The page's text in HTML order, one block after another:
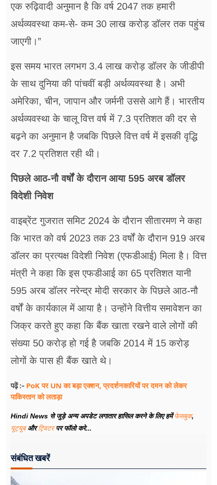
एक रुढ़िवादी अनुमान है कि वर्ष 2047 तक हमारी
अर्थव्यवस्था कम-से- कम 30 लाख करोड़ डॉलर तक पहुंच
जाएगी।”
इस समय भारत लगभग 3.4 लाख करोड़ डॉलर के जीडीपी
के साथ दुनिया की पांचवीं बड़ी अर्थव्यवस्था है। अभी
अमेरिका, चीन, जापान और जर्मनी उससे आगे हैं। भारतीय
अर्थव्यवस्था के चालू वित्त वर्ष में 7.3 प्रतिशत की दर से
बढ़ने का अनुमान है जबकि पिछले वित्त वर्ष में इसकी वृद्धि
दर 7.2 प्रतिशत रही थी।
पिछले आठ-नौ वर्षों के दौरान आया 595 अरब डॉलर
विदेशी निवेश
वाइब्रेंट गुजरात समिट 2024 के दौरान सीतारमण ने कहा
कि भारत को वर्ष 2023 तक 23 वर्षों के दौरान 919 अरब
डॉलर का प्रत्यक्ष विदेशी निवेश (एफडीआई) मिला है। वित्त
मंत्री ने कहा कि इस एफडीआई का 65 प्रतिशत यानी
595 अरब डॉलर नरेन्द्र मोदी सरकार के पिछले आठ-नौ
वर्षों के कार्यकाल में आया है। उन्होंने वित्तीय समावेशन का
जिक्र करते हुए कहा कि बैंक खाता रखने वाले लोगों की
संख्या 50 करोड़ हो गई है जबकि 2014 में 15 करोड़
लोगों के पास ही बैंक खाते थे।
पढ़ें :- PoK पर UN का बड़ा एक्शन, प्रदर्शनकारियों पर दमन को लेकर
पाकिस्तान को लताड़ा
Hindi News से जुड़े अन्य अपडेट लगातार हासिल करने के लिए हमेंफेसबुक,
यूट्यूबऔरट्विटरपर फॉलो करे...
संबंधित खबरें